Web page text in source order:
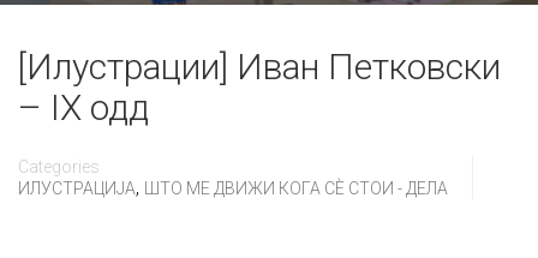
[Илустрации] Иван Петковски
– IX одд
Categories
ИЛУСТРАЦИЈА, ШТО МЕ ДВИЖИ КОГА СÈ СТОИ - ДЕЛА